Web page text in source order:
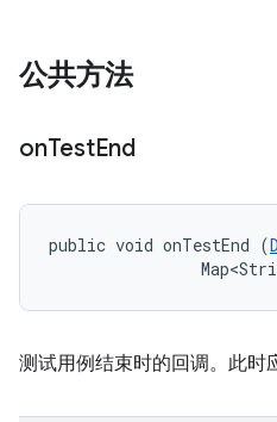
公共方法
onTestEnd
public void onTestEnd (
测试用例结束时的回调。此时